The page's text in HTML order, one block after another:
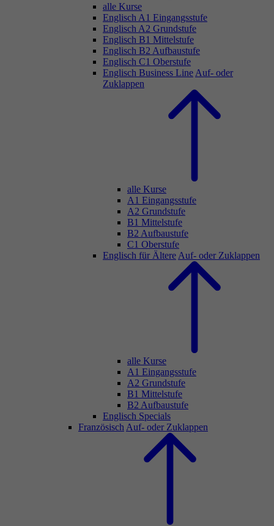
alle Kurse
Englisch A1 Eingangsstufe
Englisch A2 Grundstufe
Englisch B1 Mittelstufe
Englisch B2 Aufbaustufe
Englisch C1 Oberstufe
Englisch Business Line Auf- oder
Zuklappen
alle Kurse
A1 Eingangsstufe
A2 Grundstufe
B1 Mittelstufe
B2 Aufbaustufe
C1 Oberstufe
Englisch für Ältere Auf- oder Zuklappen
alle Kurse
A1 Eingangsstufe
A2 Grundstufe
B1 Mittelstufe
B2 Aufbaustufe
Englisch Specials
Französisch Auf- oder Zuklappen